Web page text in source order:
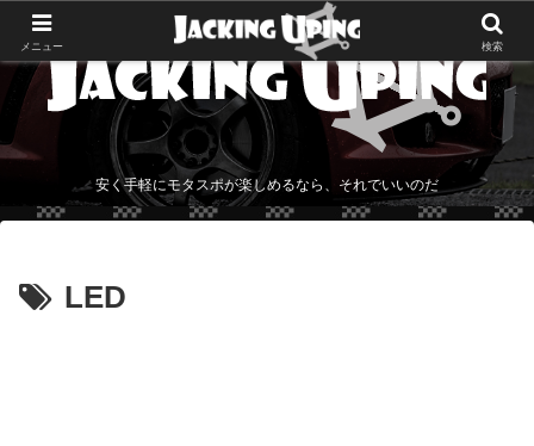
安く手軽にモタスポが楽しめるなら、それでいいのだ
LED
メニュー 検索